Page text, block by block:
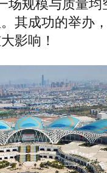
场规模与质量
其成功的举办
影响！